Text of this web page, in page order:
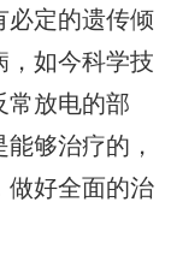
必定的遗传倾
，如今科学技
常放电的部
够治疗的，
做好全面的治